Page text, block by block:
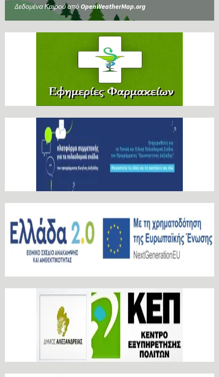
Δεδομένα Καιρού από OpenWeatherMap.org